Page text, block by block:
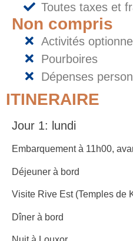
Toutes taxes et
Non compris
Activités
Pourboires
Dépenses
ITINERAIRE
Jour 1: lundi
Embarquement à 11h00,
Déjeuner à bord
Visite Rive Est (Temples de
Dîner à bord